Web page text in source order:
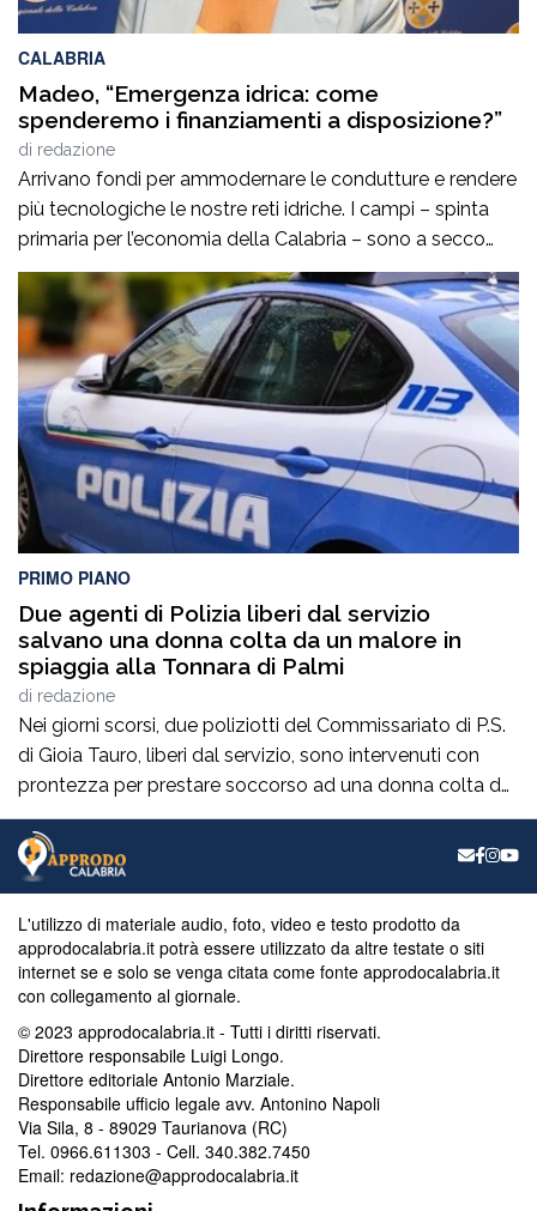
CALABRIA
Madeo, “Emergenza idrica: come
spenderemo i finanziamenti a disposizione?”
di redazione
Arrivano fondi per ammodernare le condutture e rendere
più tecnologiche le nostre reti idriche. I campi – spinta
primaria per l’economia della Calabria – sono a secco
così come le città. È un problema per l’agricoltura ma
anche per il regolare servizio idrico ai cittadini. La
situazione si ripropone ciclicamente ed è da questo
inverno […]
PRIMO PIANO
Due agenti di Polizia liberi dal servizio
salvano una donna colta da un malore in
spiaggia alla Tonnara di Palmi
di redazione
Nei giorni scorsi, due poliziotti del Commissariato di P.S.
di Gioia Tauro, liberi dal servizio, sono intervenuti con
prontezza per prestare soccorso ad una donna colta da
un malore, mentre si trovava in spiaggia a Palmi.La
donna, nel tentativo di uscire dall’acqua per raggiungere
la riva, è stata colta da un malessere improvviso,
L'utilizzo di materiale audio, foto, video e testo prodotto da
approdocalabria.it potrà essere utilizzato da altre testate o siti
internet se e solo se venga citata come fonte approdocalabria.it
con collegamento al giornale.
© 2023 approdocalabria.it - Tutti i diritti riservati.
Direttore responsabile Luigi Longo.
Direttore editoriale Antonio Marziale.
Responsabile ufficio legale avv. Antonino Napoli
Via Sila, 8 - 89029 Taurianova (RC)
Tel. 0966.611303 - Cell. 340.382.7450
Email: redazione@approdocalabria.it